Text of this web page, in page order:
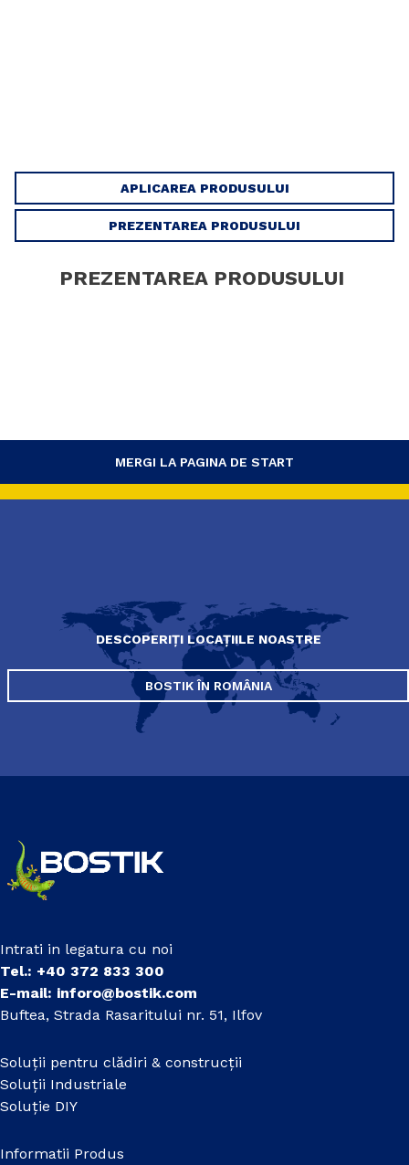
APLICAREA PRODUSULUI
PREZENTAREA PRODUSULUI
PREZENTAREA PRODUSULUI
MERGI LA PAGINA DE START
DESCOPERIȚI LOCAȚIILE NOASTRE
BOSTIK ÎN ROMÂNIA
Intrati in legatura cu noi
Tel.: +40 372 833 300
E-mail: inforo@bostik.com
Buftea, Strada Rasaritului nr. 51, Ilfov
Soluții pentru clădiri & construcții
Soluții Industriale
Soluție DIY
Informatii Produs